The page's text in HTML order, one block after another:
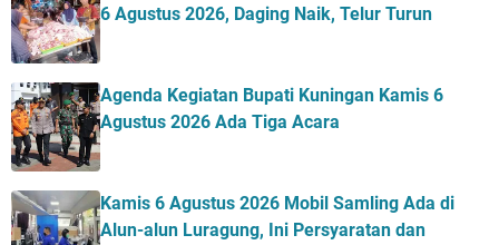
6 Agustus 2026, Daging Naik, Telur Turun
Agenda Kegiatan Bupati Kuningan Kamis 6
Agustus 2026 Ada Tiga Acara
Kamis 6 Agustus 2026 Mobil Samling Ada di
Alun-alun Luragung, Ini Persyaratan dan